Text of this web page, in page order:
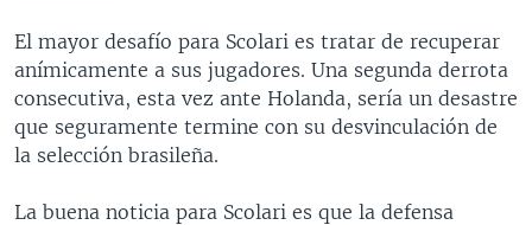
El mayor desafío para Scolari es tratar de recuperar
anímicamente a sus jugadores. Una segunda derrota
consecutiva, esta vez ante Holanda, sería un desastre
que seguramente termine con su desvinculación de
la selección brasileña.
La buena noticia para Scolari es que la defensa